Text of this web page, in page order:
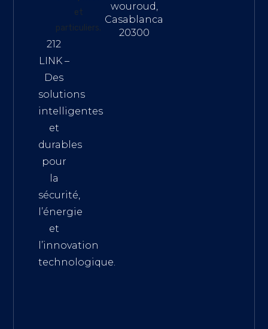
212
LINK –
Des
solutions
intelligentes
et
durables
pour
la
sécurité,
l’énergie
et
l’innovation
technologique.
wouroud,
Casablanca
20300